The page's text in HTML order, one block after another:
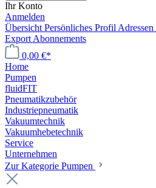
Ihr Konto
Anmelden
Übersicht Persönliches Profil Adressen
Export Abonnements
0,00 €*
Home
Pumpen
fluidFIT
Pneumatikzubehör
Industriepneumatik
Vakuumtechnik
Vakuumhebetechnik
Service
Unternehmen
Zur Kategorie Pumpen